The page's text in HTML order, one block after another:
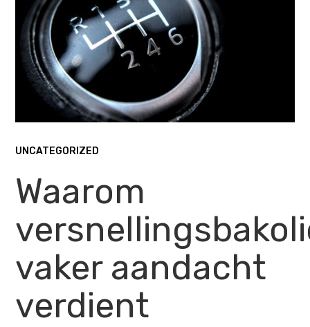
UNCATEGORIZED
Waarom
vaker aandacht
verdient